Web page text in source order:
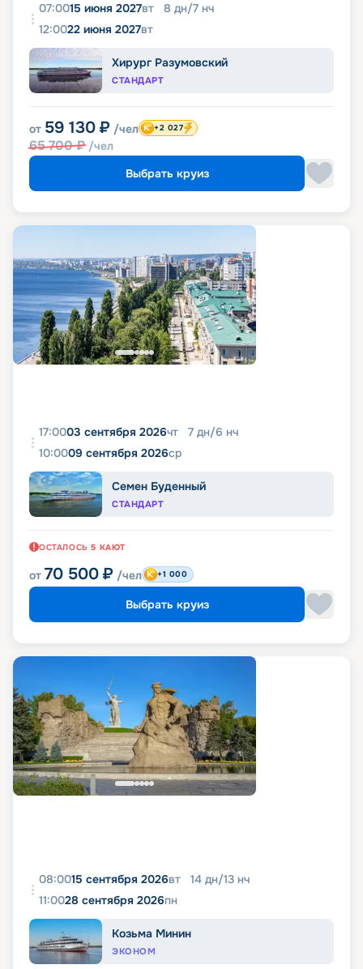
07:0015 июня 2027вт 8 дн/7 нч
12:0022 июня 2027вт
Хирург Разумовский
СТАНДАРТ
от 59 130 ₽ /чел
65 700₽ /чел
+2 027
Выбрать круиз
17:0003 сентября 2026чт 7 дн/6 нч
10:0009 сентября 2026ср
Семен Буденный
СТАНДАРТ
ОСТАЛОСЬ 5 КАЮТ
от 70 500 ₽ /чел +1 000
Выбрать круиз
08:0015 сентября 2026вт 14 дн/13 нч
11:0028 сентября 2026пн
Козьма Минин
ЭКОНОМ